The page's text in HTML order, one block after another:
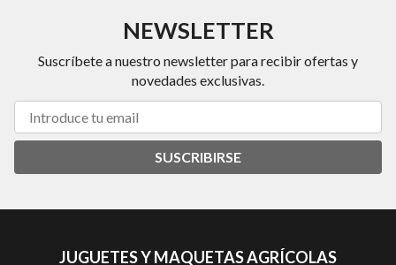
NEWSLETTER
Suscríbete a nuestro newsletter para recibir ofertas y
novedades exclusivas.
SUSCRIBIRSE
JUGUETES Y MAQUETAS AGRÍCOLAS